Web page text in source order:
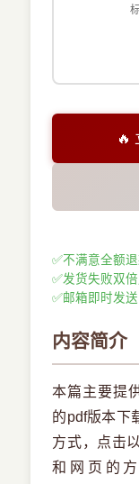
🔥
✅不满意全额
✅发货失败双
✅邮箱即时发送
内容简介
本篇主要提
的pdf版本下
方式，点击
和网页的